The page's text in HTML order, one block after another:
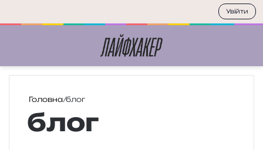
Головна/блог
блог
Увійти